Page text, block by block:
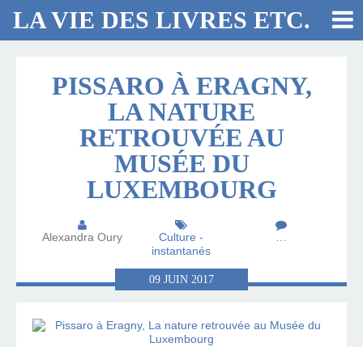
LA VIE DES LIVRES ETC.
PISSARO À ERAGNY,
LA NATURE
RETROUVÉE AU
MUSÉE DU
LUXEMBOURG
Alexandra Oury
Culture -
instantanés
…
09 JUIN 2017